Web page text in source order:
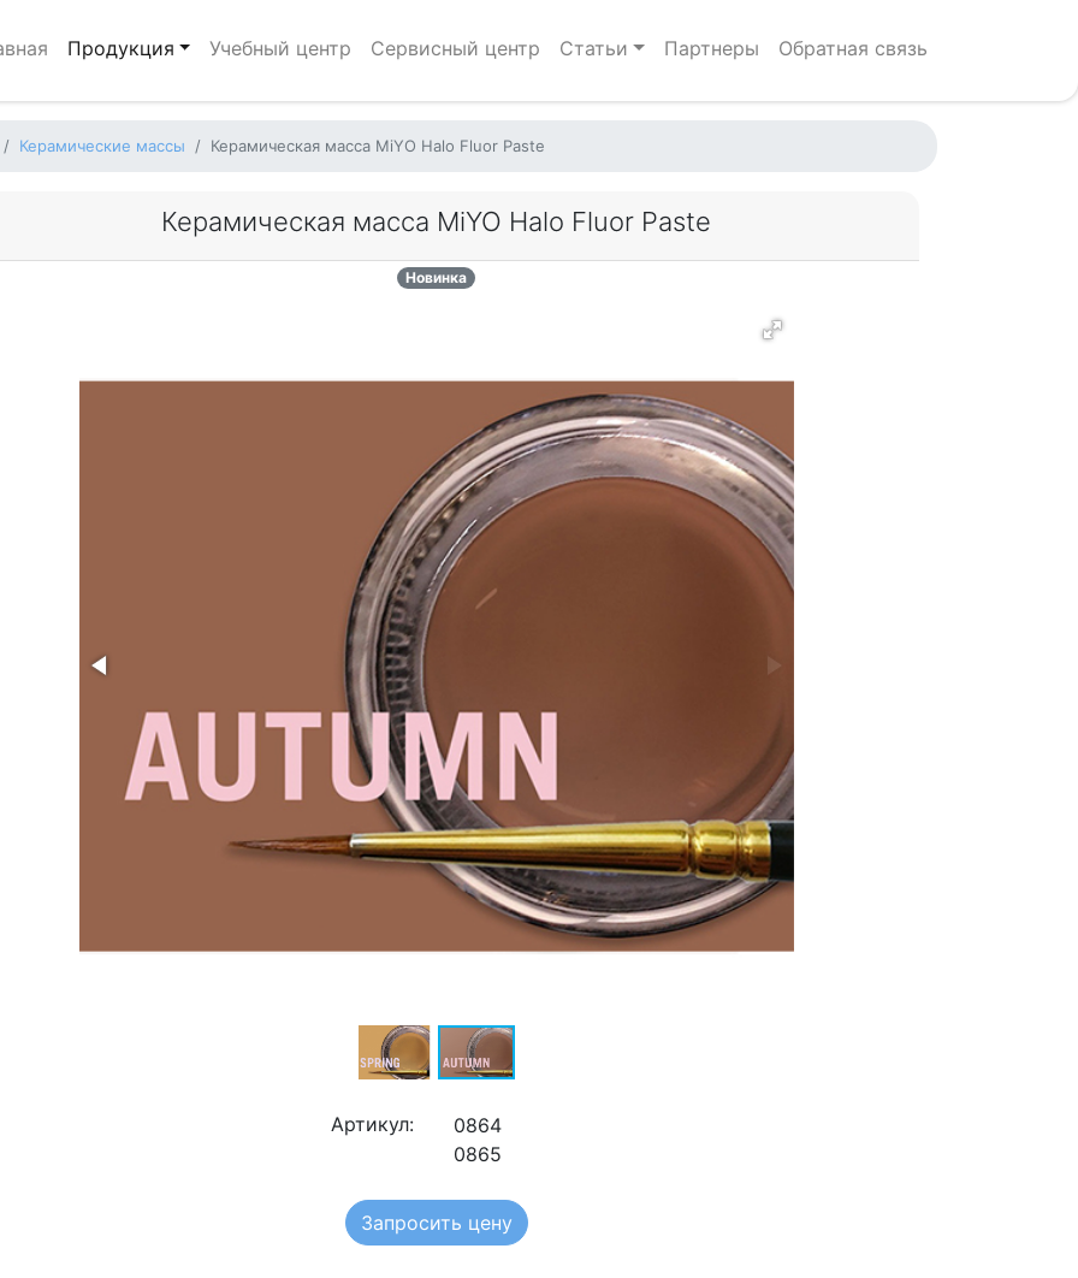
Продукция Учебный центр Сервисный центр Статьи Партнеры Обратная связь
Керамические массы Керамическая масса MiYO Halo Fluor Paste
Керамическая масса MiYO Halo Fluor Paste
Новинка
Артикул:
0864
0865
Запросить цену